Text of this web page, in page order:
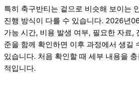
특히 축구반티는 겉으로 비슷해 보이는
진행 방식이 다를 수 있습니다. 2026년
가능 시간, 비용 발생 여부, 필요한 자료,
준을 함께 확인하면 이후 과정에서 생길
있습니다. 처음 확인할 때 세부 내용을
적입니다.